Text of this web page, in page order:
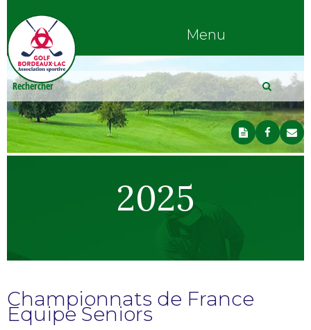
Menu
2025
Championnats de France
Equipe Seniors